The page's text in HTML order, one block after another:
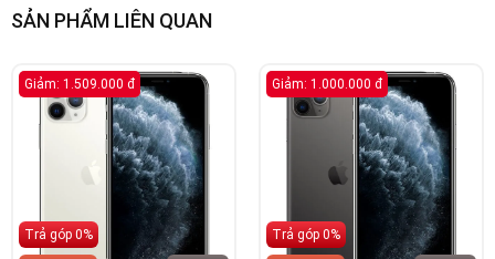
SẢN PHẨM LIÊN QUAN
Giảm: 1.509.000 đ
Trả góp 0%
Giảm: 1.000.000 đ
Trả góp 0%